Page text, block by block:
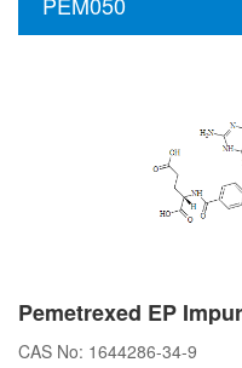
CAS No: 1644286-34-9